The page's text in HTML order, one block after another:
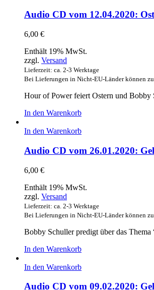
Audio CD vom 12.04.2020:
6,00 €
Enthält 19% MwSt.
zzgl. Versand
Lieferzeit: ca. 2-3 Werktage
Bei Lieferungen in Nicht-EU-Länder können
Hour of Power feiert Ostern und Bobby
In den Warenkorb
In den Warenkorb
Audio CD vom 26.01.2020:
6,00 €
Enthält 19% MwSt.
zzgl. Versand
Lieferzeit: ca. 2-3 Werktage
Bei Lieferungen in Nicht-EU-Länder können
Bobby Schuller predigt über das Thema
In den Warenkorb
In den Warenkorb
Audio CD vom 09.02.2020: